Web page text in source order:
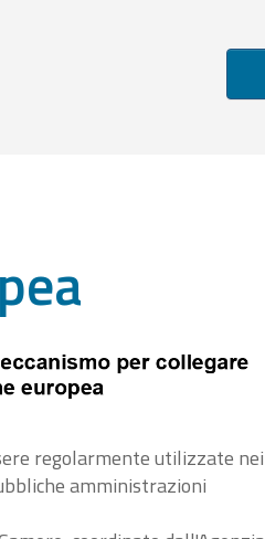
regolarmente utilizzate nei
amministrazioni